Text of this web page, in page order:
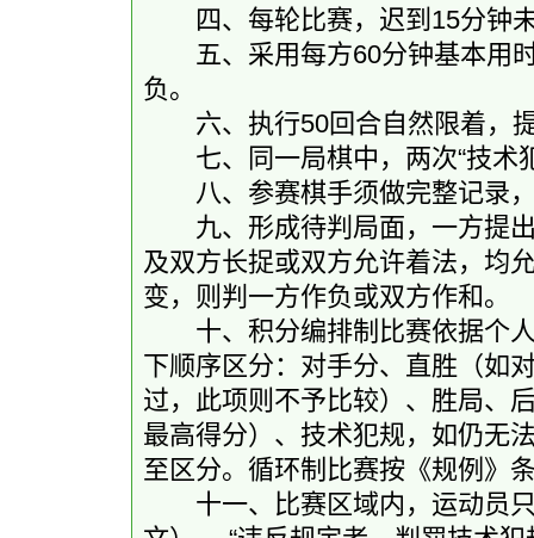
四、每轮比赛，迟到15分钟
五、采用每方60分钟基本用时
负。
六、执行50回合自然限着，提
七、同一局棋中，两次“技术
八、参赛棋手须做完整记录，
九、形成待判局面，一方提出
及双方长捉或双方允许着法，均
变，则判一方作负或双方作和。
十、积分编排制比赛依据个人
下顺序区分：对手分、直胜（如
过，此项则不予比较）、胜局、
最高得分）、技术犯规，如仍无
至区分。循环制比赛按《规例》
十一、比赛区域内，运动员只